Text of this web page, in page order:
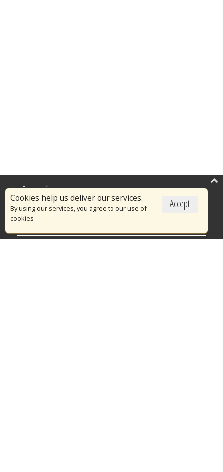
Accept
Cookies help us deliver our services.
By using our services, you agree to our use of
cookies
Επικαιρότητα
Το Πυροσβεστικό Σώμα